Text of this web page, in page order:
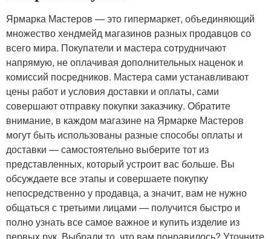
Ярмарка Мастеров — это гипермаркет, объединяющий
множество хендмейд магазинов разных продавцов со
всего мира. Покупатели и мастера сотрудничают
напрямую, не оплачивая дополнительных наценок и
комиссий посредников. Мастера сами устанавливают
цены работ и условия доставки и оплаты, сами
совершают отправку покупки заказчику. Обратите
внимание, в каждом магазине на Ярмарке Мастеров
могут быть использованы разные способы оплаты и
доставки — самостоятельно выберите тот из
представленных, который устроит вас больше. Вы
обсуждаете все этапы и совершаете покупку
непосредственно у продавца, а значит, вам не нужно
общаться с третьими лицами — получится быстро и
полно узнать все самое важное и купить изделие из
первых рук. Выбрали то, что вам понравилось? Уточните